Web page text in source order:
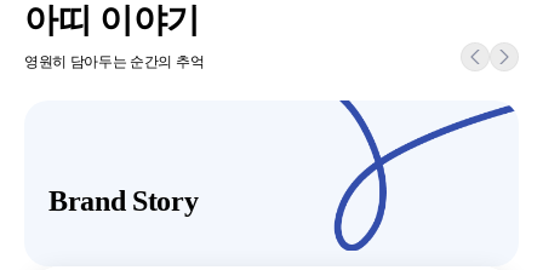
아띠 이야기
영원히 담아두는 순간의 추억
Brand Story